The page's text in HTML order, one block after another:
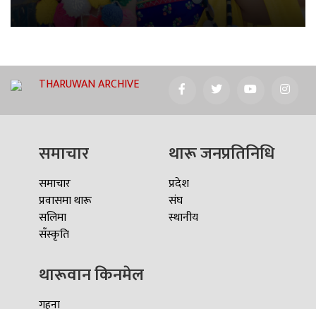
THARUWAN ARCHIVE
समाचार
समाचार
प्रवासमा थारू
सलिमा
सँस्कृति
थारू जनप्रतिनिधि
प्रदेश
संघ
स्थानीय
थारूवान किनमेल